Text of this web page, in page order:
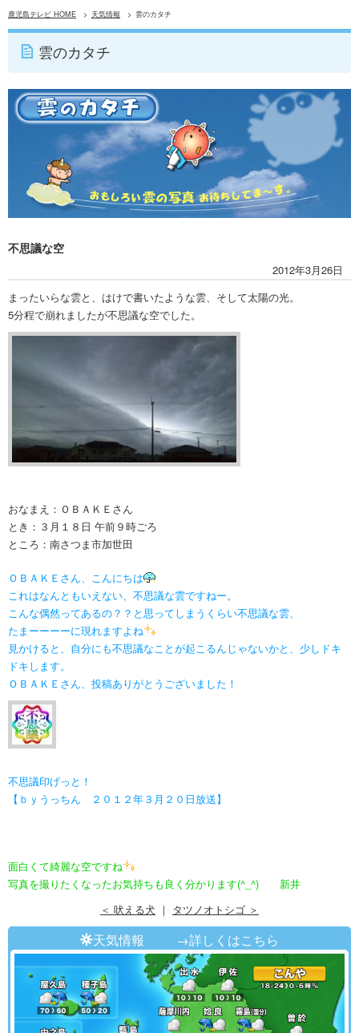
鹿児島テレビ HOME 天気情報 雲のカタチ
雲のカタチ
不思議な空
2012年3月26日
まったいらな雲と、はけで書いたような雲、そして太陽の光。
5分程で崩れましたが不思議な空でした。
おなまえ：ＯＢＡＫＥさん
とき：３月１８日 午前９時ごろ
ところ：南さつま市加世田
ＯＢＡＫＥさん、こんにちは
これはなんともいえない、不思議な雲ですねー。
こんな偶然ってあるの？？と思ってしまうくらい不思議な雲、
たまーーーーに現れますよね
見かけると、自分にも不思議なことが起こるんじゃないかと、少しドキ
ドキします。
ＯＢＡＫＥさん、投稿ありがとうございました！
不思議印げっと！
【ｂｙうっちん ２０１２年３月２０日放送】
面白くて綺麗な空ですね
写真を撮りたくなったお気持ちも良く分かります(^_^) 新井
＜ 吠える犬 ｜ タツノオトシゴ ＞
天気情報 →詳しくはこちら